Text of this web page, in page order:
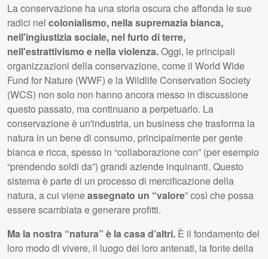
La conservazione ha una storia oscura che affonda le sue
radici nel colonialismo, nella supremazia bianca,
nell'ingiustizia sociale, nel furto di terre,
nell'estrattivismo e nella violenza.Oggi, le principali
organizzazioni della conservazione, come il World Wide
Fund for Nature (WWF) e la Wildlife Conservation Society
(WCS) non solo non hanno ancora messo in discussione
questo passato, ma continuano a perpetuarlo. La
conservazione è un'industria, un business che trasforma la
natura in un bene di consumo, principalmente per gente
bianca e ricca, spesso in “collaborazione con” (per esempio
“prendendo soldi da”) grandi aziende inquinanti. Questo
sistema è parte di un processo di mercificazione della
natura, a cui vieneassegnato un “valore” così che possa
essere scambiata e generare profitti.
Ma la nostra “natura” è la casa d’altri. È il fondamento del
loro modo di vivere, il luogo dei loro antenati, la fonte della